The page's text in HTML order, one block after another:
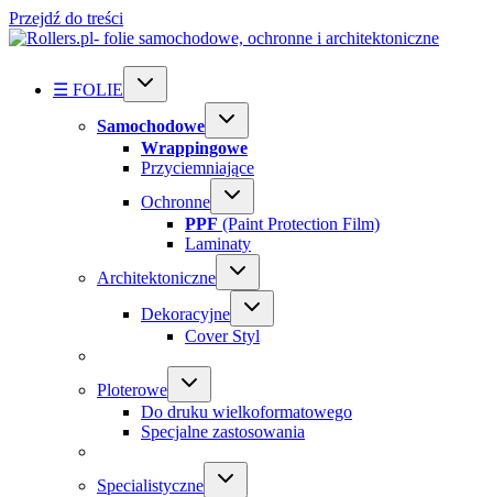
Przejdź do treści
☰ FOLIE
Samochodowe
Wrappingowe
Przyciemniające
Ochronne
PPF (Paint Protection Film)
Laminaty
Architektoniczne
Dekoracyjne
Cover Styl
Ploterowe
Do druku wielkoformatowego
Specjalne zastosowania
Specialistyczne